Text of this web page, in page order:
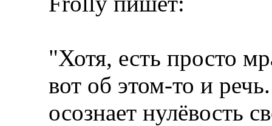
"Хотя, есть просто
вот об этом-то и
осознает нулёвость